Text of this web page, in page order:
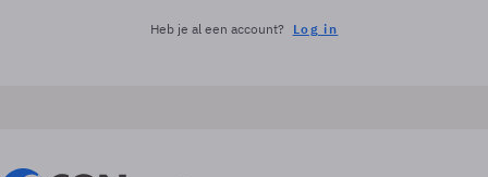
Heb je al een account? Log in